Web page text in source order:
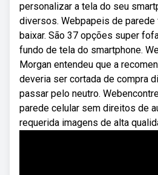
personalizar a tela do seu
diversos. Webpapeis de
baixar. São 37 opções super
fundo de tela do smartphone.
Morgan entendeu que a
deveria ser cortada de compra
passar pelo neutro.
parede celular sem direitos de
requerida imagens de alta